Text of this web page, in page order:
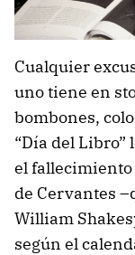
Cualquier
uno tiene en
bombones,
“Día del
el fallecimiento
de Cervantes
William
según el